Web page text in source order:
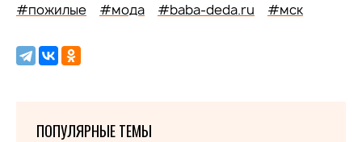
#пожилые #мода #baba-deda.ru #мск
ПОПУЛЯРНЫЕ ТЕМЫ